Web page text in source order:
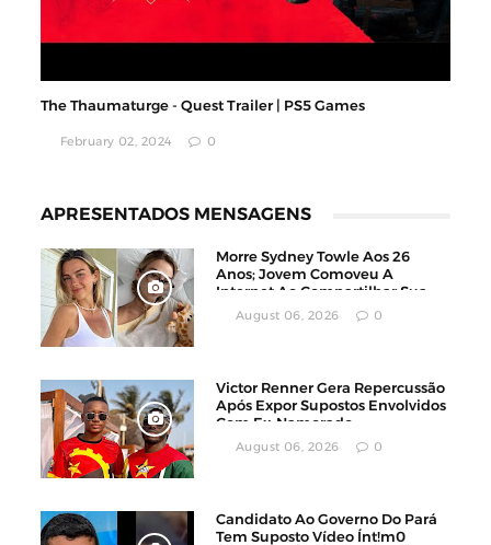
The Thaumaturge - Quest Trailer | PS5 Games
February 02, 2024 0
APRESENTADOS MENSAGENS
Morre Sydney Towle Aos 26
Anos; Jovem Comoveu A
Internet Ao Compartilhar Sua
Luta Contra O Câncer
August 06, 2026 0
Victor Renner Gera Repercussão
Após Expor Supostos Envolvidos
Com Ex-Namorado
August 06, 2026 0
Candidato Ao Governo Do Pará
Tem Suposto Vídeo Ínt!m0